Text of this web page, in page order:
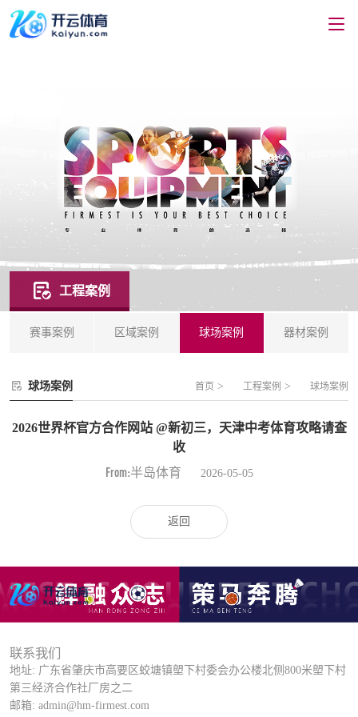
工程案例
赛事案例 区域案例 球场案例 器材案例
球场案例 首页 > 工程案例 > 球场案例
2026世界杯官方合作网站 @新初三，天津中考体育攻略请查
收
From:半岛体育 2026-05-05
返回
联系我们
地址: 广东省肇庆市高要区蛟塘镇塱下村委会办公楼北侧800米塱下村
第三经济合作社厂房之二
邮箱: admin@hm-firmest.com